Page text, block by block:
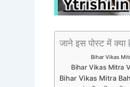
जाने इस पोस्ट में क्या
Bihar Vikas
Bihar Vikas Mitra
Bihar Vikas Mitra